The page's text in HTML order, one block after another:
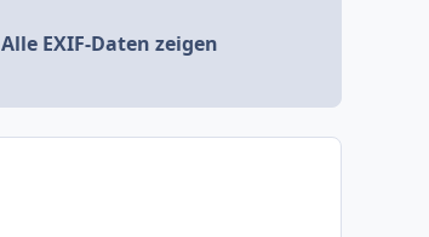
Alle EXIF-Daten zeigen